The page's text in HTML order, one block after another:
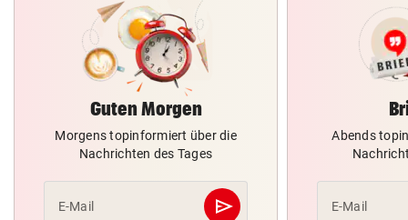
Guten Morgen
Morgens topinformiert über die
Nachrichten des Tages
E-Mail send
Abschicken
Abends
E-Mail